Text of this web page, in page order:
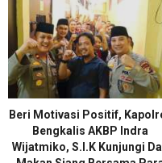
Beri Motivasi Positif,
Bengkalis AKBP Indra
Wijatmiko, S.I.K Kunjungi